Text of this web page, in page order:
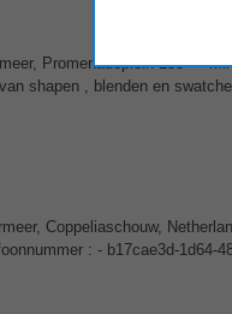
Promenadeplein 133 •
shapen , blenden en
Coppeliaschouw,
: - b17cae3d-1d64-